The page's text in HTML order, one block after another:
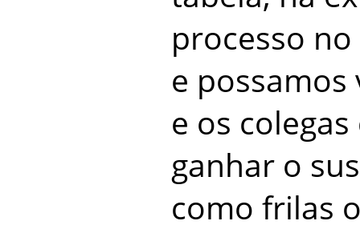
processo
e
e os
ganhar o
como frilas